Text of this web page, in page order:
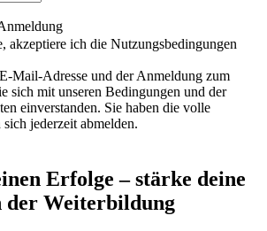
akzeptiere ich die Nutzungsbedingungen
Mail-Adresse und der Anmeldung zum
sich mit unseren Bedingungen und der
einverstanden. Sie haben die volle
jederzeit abmelden.
Erfolge – stärke deine
Weiterbildung